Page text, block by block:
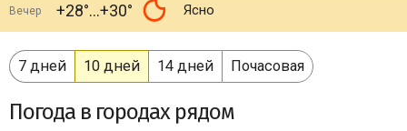
Вечер +28° +30° Ясно
7 дней 10 дней 14 дней Почасовая
Погода в городах рядом